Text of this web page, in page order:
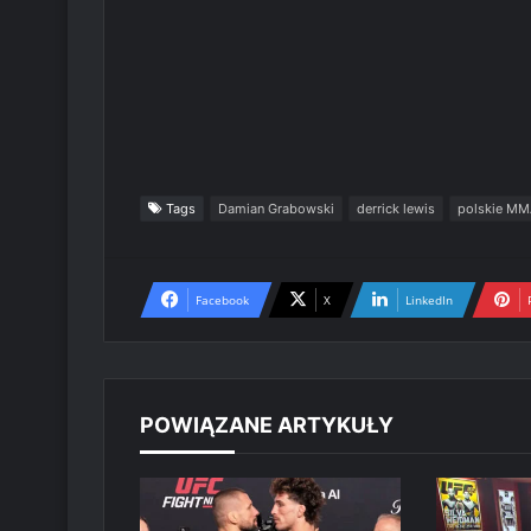
Tags Damian Grabowski derrick lewis polskie
Facebook X LinkedIn
POWIĄZANE ARTYKUŁY